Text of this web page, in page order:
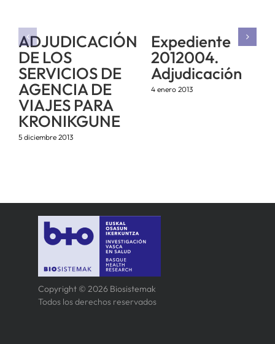
ADJUDICACIÓN
DE LOS
SERVICIOS DE
AGENCIA DE
VIAJES PARA
KRONIKGUNE
5 diciembre 2013
Expediente
2012004.
Adjudicación
4 enero 2013
Copyright © 2026 Biosistemak
Todos los derechos reservados